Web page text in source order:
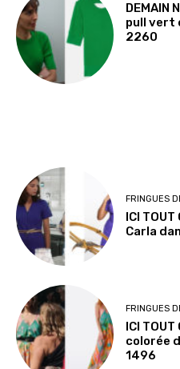
DEMAIN
pull vert
2260
FRINGUES
ICI TOUT
Carla
FRINGUES
ICI TOUT
colorée
1496